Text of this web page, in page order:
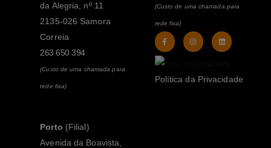
da Alegria, nº 11
2135-026 Samora
Correia
263 650 394
(Custo de uma chamada para
rede fixa)
Porto (Filial)
Avenida da Boavista,
(Custo de uma chamada para
rede fixa)
Política da Privacidade